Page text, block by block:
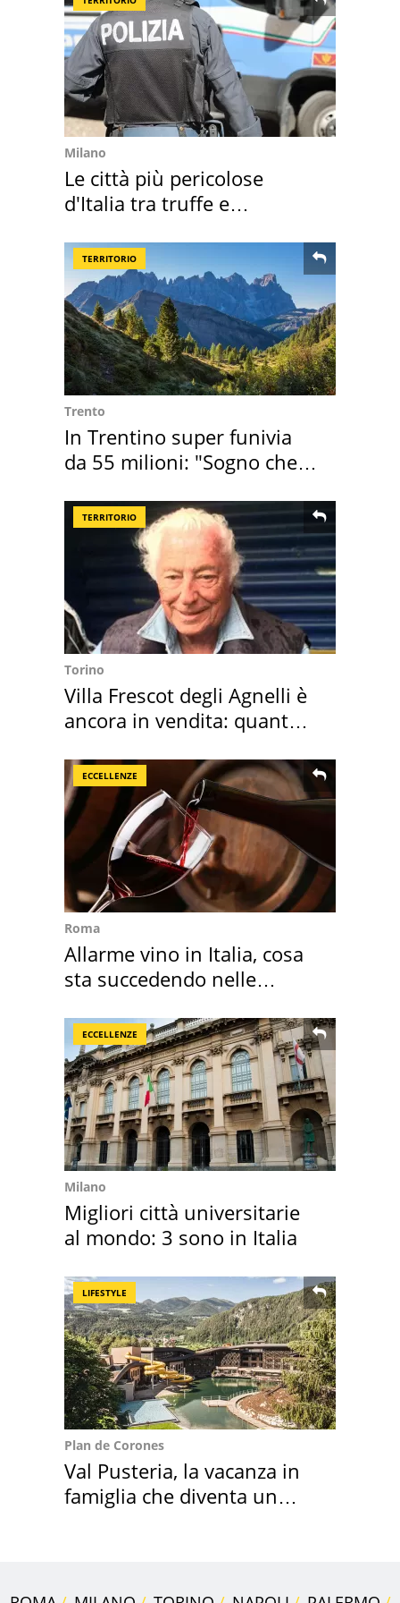
Milano
Le città più pericolose
d'Italia tra truffe e
TERRITORIO
Trento
In Trentino super funivia
da 55 milioni: "Sogno che si
TERRITORIO
Torino
Villa Frescot degli Agnelli è
ancora in vendita: quanto
ECCELLENZE
Roma
Allarme vino in Italia, cosa
sta succedendo nelle
ECCELLENZE
Milano
Migliori città universitarie
al mondo: 3 sono in Italia
LIFESTYLE
Plan de Corones
Val Pusteria, la vacanza in
famiglia che diventa un